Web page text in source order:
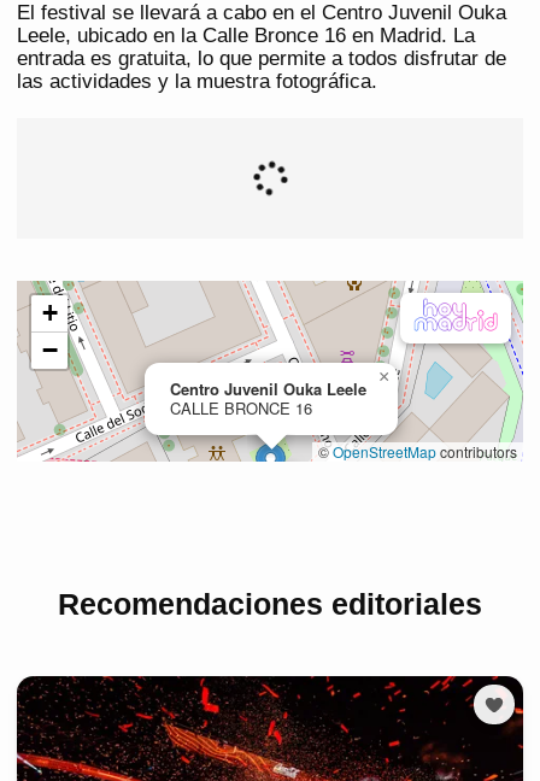
El festival se llevará a cabo en el Centro Juvenil Ouka
Leele, ubicado en la Calle Bronce 16 en Madrid. La
entrada es gratuita, lo que permite a todos disfrutar de
las actividades y la muestra fotográfica.
Recomendaciones editoriales